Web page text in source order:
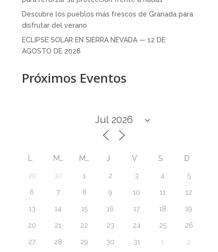
Descubre los pueblos más frescos de Granada para
disfrutar del verano
ECLIPSE SOLAR EN SIERRA NEVADA — 12 DE
AGOSTO DE 2026
Próximos Eventos
L M M J V S D
29 30 1 2 3 4 5
6 7 8 9 10 11 12
13 14 15 16 17 18 19
20 21 22 23 24 25 26
27 28 29 30 31 1 2